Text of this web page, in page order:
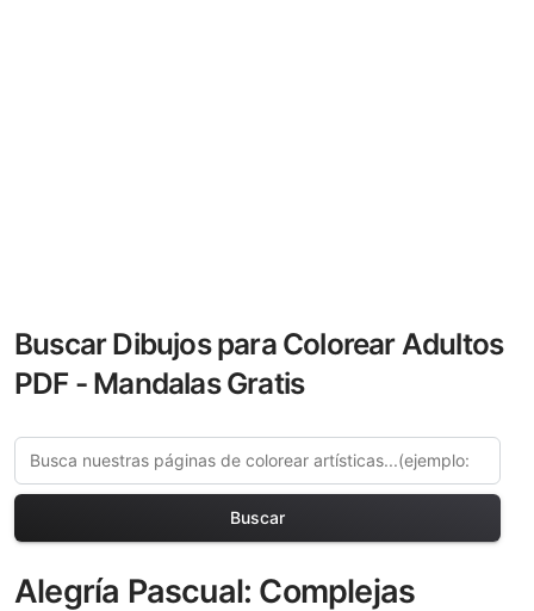
Buscar Dibujos para Colorear Adultos
PDF - Mandalas Gratis
Buscar
Alegría Pascual: Complejas